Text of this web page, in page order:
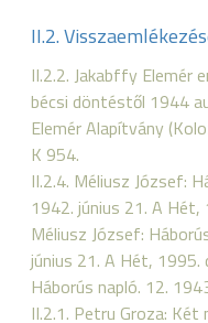
II.2.
II.2.2. Jakabffy Elemér
bécsi döntéstől 1944
Elemér Alapítvány
K 954.
II.2.4. Méliusz József:
1942. június 21. A
Méliusz József:
június 21. A Hét, 1995.
Háborús napló. 12.
II.2.1. Petru Groza: